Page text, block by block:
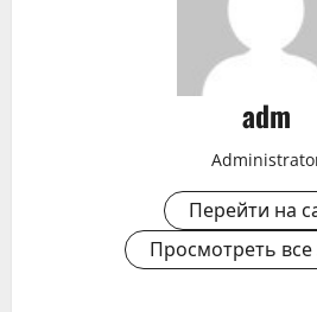
adm
Перейти на
Просмотреть все